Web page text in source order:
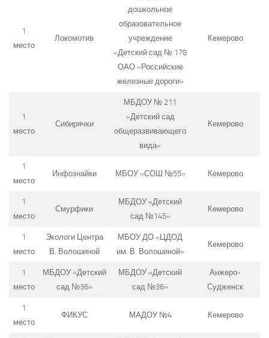
1
место
Локомотив
дошкольное
образовательное
учреждение
«Детский сад № 178
ОАО «Российские
железные дороги»
Кемерово
1
место
Сибирячки
МБДОУ № 211
«Детский сад
общеразвивающего
вида»
Кемерово
1
место
Инфознайки МБОУ «СОШ №55» Кемерово
1
место
Смурфики
МБДОУ «Детский
сад №145»
Кемерово
1
место
Экологи Центра
В. Волошиной
МБОУ ДО «ЦДОД
им. В. Волошиной»
Кемерово
1
место
МБДОУ «Детский
сад №36»
МБДОУ «Детский
сад №36»
Анжеро-
Судженск
1
место
ФИКУС МАДОУ №4 Кемерово